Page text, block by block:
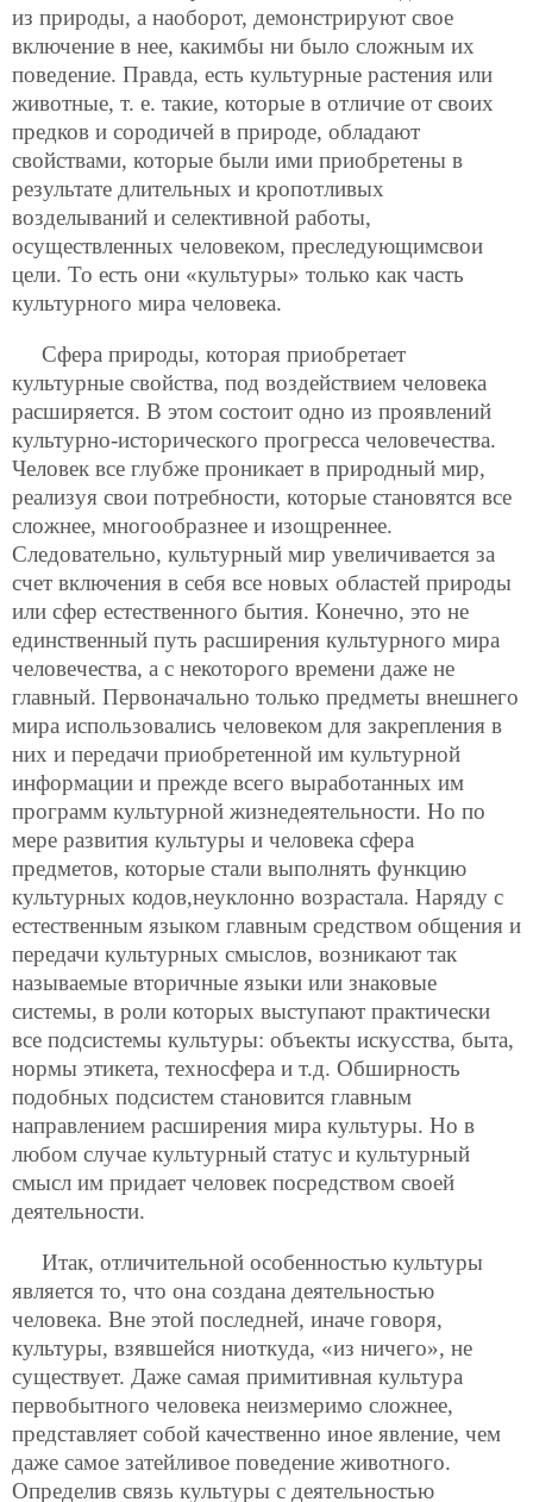
из природы, а наоборот, демонстрируют свое
включение в нее, какимбы ни было сложным их
поведение. Правда, есть культурные растения или
животные, т. е. такие, которые в отличие от своих
предков и сородичей в природе, обладают
свойствами, которые были ими приобретены в
результате длительных и кропотливых
возделываний и селективной работы,
осуществленных человеком, преследующимсвои
цели. То есть они «культуры» только как часть
культурного мира человека.
Сфера природы, которая приобретает
культурные свойства, под воздействием человека
расширяется. В этом состоит одно из проявлений
культурно-исторического прогресса человечества.
Человек все глубже проникает в природный мир,
реализуя свои потребности, которые становятся все
сложнее, многообразнее и изощреннее.
Следовательно, культурный мир увеличивается за
счет включения в себя все новых областей природы
или сфер естественного бытия. Конечно, это не
единственный путь расширения культурного мира
человечества, а с некоторого времени даже не
главный. Первоначально только предметы внешнего
мира использовались человеком для закрепления в
них и передачи приобретенной им культурной
информации и прежде всего выработанных им
программ культурной жизнедеятельности. Но по
мере развития культуры и человека сфера
предметов, которые стали выполнять функцию
культурных кодов,неуклонно возрастала. Наряду с
естественным языком главным средством общения и
передачи культурных смыслов, возникают так
называемые вторичные языки или знаковые
системы, в роли которых выступают практически
все подсистемы культуры: объекты искусства, быта,
нормы этикета, техносфера и т.д. Обширность
подобных подсистем становится главным
направлением расширения мира культуры. Но в
любом случае культурный статус и культурный
смысл им придает человек посредством своей
деятельности.
Итак, отличительной особенностью культуры
является то, что она создана деятельностью
человека. Вне этой последней, иначе говоря,
культуры, взявшейся ниоткуда, «из ничего», не
существует. Даже самая примитивная культура
первобытного человека неизмеримо сложнее,
представляет собой качественно иное явление, чем
даже самое затейливое поведение животного.
Определив связь культуры с деятельностью